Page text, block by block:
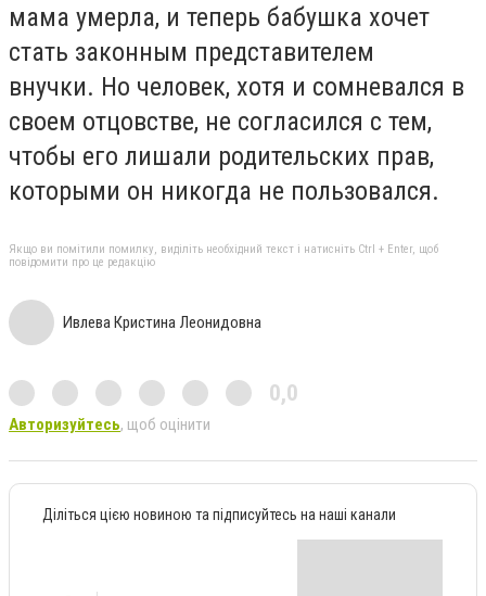
мама умерла, и теперь бабушка хочет
стать законным представителем
внучки. Но человек, хотя и сомневался в
своем отцовстве, не согласился с тем,
чтобы его лишали родительских прав,
которыми он никогда не пользовался.
Якщо ви помітили помилку, виділіть необхідний текст і натисніть Ctrl + Enter, щоб
повідомити про це редакцію
Ивлева Кристина Леонидовна
0,0
Авторизуйтесь, щоб оцінити
Діліться цією новиною та підписуйтесь на наші канали